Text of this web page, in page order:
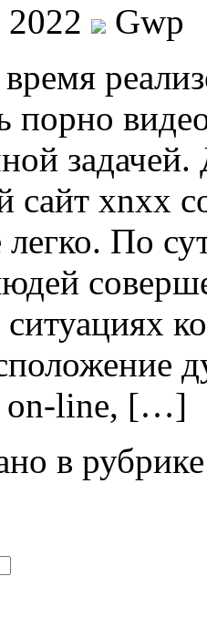
2022
Gwp
порно
задачей.
сайт xnxx
По
on-line, […]
в